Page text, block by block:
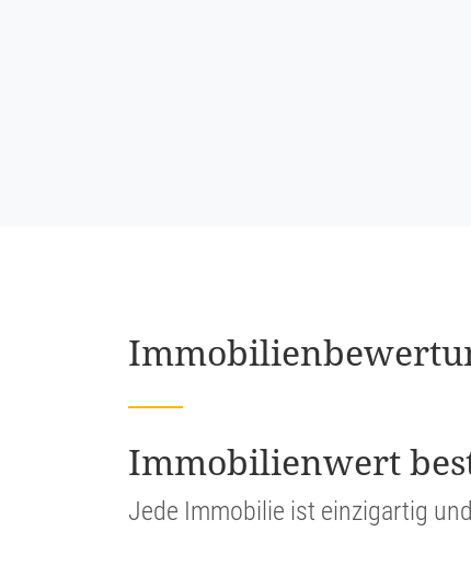
Immobi­li­en­wert
Jede Immobilie ist einzig­artig